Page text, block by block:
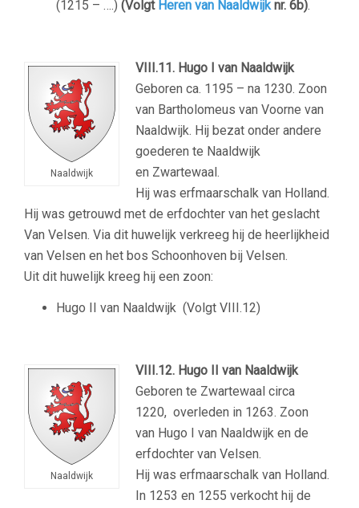
(1215 – ….) (Volgt Heren van Naaldwijknr. 6b).
Naaldwijk
VIII.11. Hugo I van Naaldwijk
Geboren ca. 1195 – na 1230. Zoon
van Bartholomeus van Voorne van
Naaldwijk. Hij bezat onder andere
goederen te Naaldwijk
en Zwartewaal.
Hij was erfmaarschalk van Holland.
Hij was getrouwd met de erfdochter van het geslacht
Van Velsen. Via dit huwelijk verkreeg hij de heerlijkheid
van Velsen en het bos Schoonhoven bij Velsen.
Uit dit huwelijk kreeg hij een zoon:
Hugo II van Naaldwijk (Volgt VIII.12)
Naaldwijk
VIII.12. Hugo II van Naaldwijk
Geboren te Zwartewaal circa
1220, overleden in 1263. Zoon
van Hugo I van Naaldwijk en de
erfdochter van Velsen.
Hij was erfmaarschalk van Holland.
In 1253 en 1255 verkocht hij de